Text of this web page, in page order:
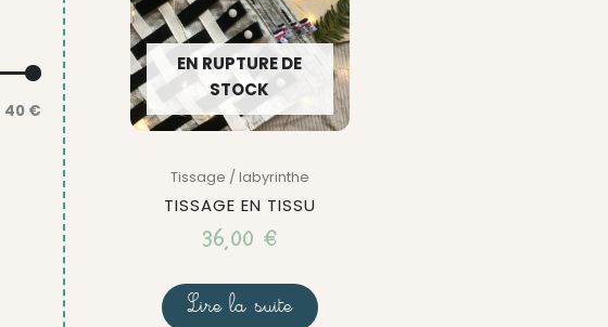
Prix
min
Prix
max
40 €
EN RUPTURE DE
STOCK
Tissage / labyrinthe
TISSAGE EN TISSU
36,00 €
Lire la suite